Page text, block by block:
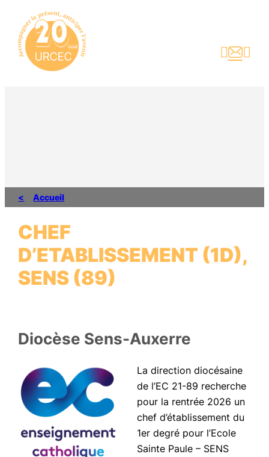
contenu

Accueil
CHEF
D’ETABLISSEMENT (1D),
SENS (89)
Diocèse Sens-Auxerre
La direction diocésaine
de l’EC 21-89 recherche
pour la rentrée 2026 un
chef d’établissement du
1er degré pour l’Ecole
Sainte Paule – SENS